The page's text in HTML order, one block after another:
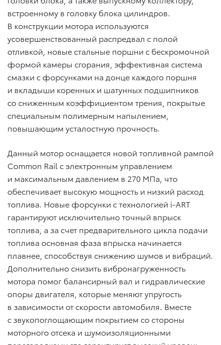
встроенному в головку блока цилиндров.
В конструкции мотора используются
усовершенствованный распредвал с полой
отливкой, новые стальные поршни с бескромочной
формой камеры сгорания, эффективная система
смазки с форсунками на донце каждого поршня
и вкладыши коренных и шатунных подшипников
со сниженным коэффициентом трения, покрытые
специальным полимерным напылением,
повышающим усталостную прочность.
Данный мотор оснащается новой топливной рампой
Common Rail с электронным управлением
и максимальным давлением в 270 МПа, что
обеспечивает высокую мощность и низкий расход
топлива. Новые форсунки с технологией i-ART
гарантируют исключительно точный впрыск
топлива, а за счет предварительного цикла подачи
топлива основная фаза впрыска начинается
плавнее, способствуя снижению шумов и вибраций.
Дополнительно снизить вибронагруженность
мотора помог балансирный вал и гидравлические
опоры двигателя, которые меняют упругость
в зависимости от скорости автомобиля. Вместе
с звукопоглощающим покрытием со стороны
моторного отсека и шумоизоляционными